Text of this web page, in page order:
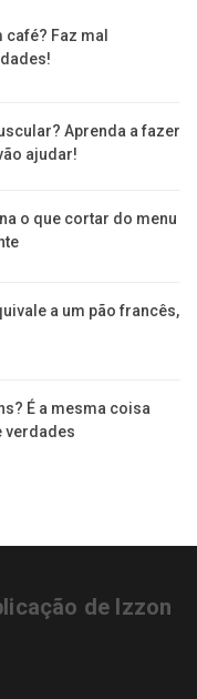
Faz mal
Aprenda a fazer
ajudar!
o que cortar do menu
a um pão francês,
É a mesma coisa
verdades
de Izzon